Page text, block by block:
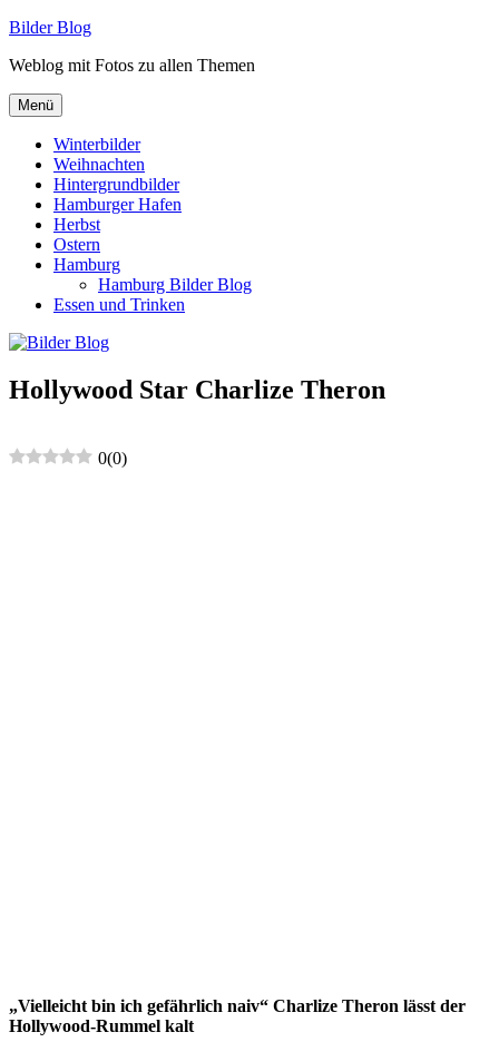
Zum
springen
Bilder Blog
Weblog mit Fotos zu allen Themen
Menü
Winterbilder
Weihnachten
Hintergrundbilder
Hamburger Hafen
Herbst
Ostern
Hamburg
Hamburg Bilder Blog
Essen und Trinken
Hollywood Star Charlize Theron
0(0)
„Vielleicht bin ich gefährlich naiv“ Charlize Theron lässt der
Hollywood-Rummel kalt